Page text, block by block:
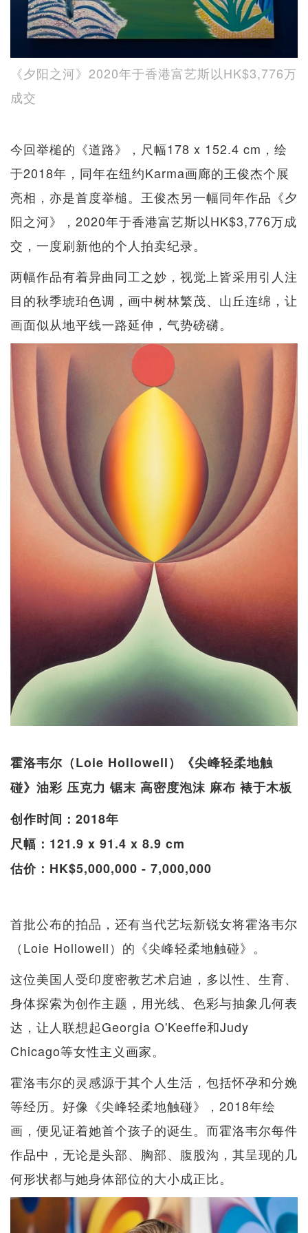
《夕阳之河》2020年于香港富艺斯以HK$3,776万
成交
今回举槌的《道路》，尺幅178 x 152.4 cm，绘
于2018年，同年在纽约Karma画廊的王俊杰个展
亮相，亦是首度举槌。王俊杰另一幅同年作品《夕
阳之河》，2020年于香港富艺斯以HK$3,776万成
交，一度刷新他的个人拍卖纪录。
两幅作品有着异曲同工之妙，视觉上皆采用引人注
目的秋季琥珀色调，画中树林繁茂、山丘连绵，让
画面似从地平线一路延伸，气势磅礴。
霍洛韦尔（Loie Hollowell）《尖峰轻柔地触
碰》油彩 压克力 锯末 高密度泡沫 麻布 裱于木板
创作时间：2018年
尺幅：121.9 x 91.4 x 8.9 cm
估价：HK$5,000,000 - 7,000,000
首批公布的拍品，还有当代艺坛新锐女将霍洛韦尔
（Loie Hollowell）的《尖峰轻柔地触碰》。
这位美国人受印度密教艺术启迪，多以性、生育、
身体探索为创作主题，用光线、色彩与抽象几何表
达，让人联想起Georgia O'Keeffe和Judy
Chicago等女性主义画家。
霍洛韦尔的灵感源于其个人生活，包括怀孕和分娩
等经历。好像《尖峰轻柔地触碰》，2018年绘
画，便见证着她首个孩子的诞生。而霍洛韦尔每件
作品中，无论是头部、胸部、腹股沟，其呈现的几
何形状都与她身体部位的大小成正比。